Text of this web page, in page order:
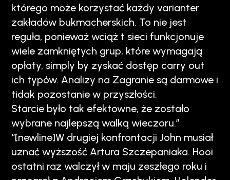
którego może korzystać każdy varianter
zakładów bukmacherskich. To nie jest
reguła, ponieważ wciąż t sieci funkcjonuje
wiele zamkniętych grup, które wymagają
opłaty, simply by zyskać dostęp carry out
ich typów. Analizy na Zagranie są darmowe i
tidak pozostanie w przyszłości.
Starcie było tak efektowne, że zostało
wybrane najlepszą walką wieczoru.”
“[newline]W drugiej konfrontacji John musiał
uznać wyższość Artura Szczepaniaka. Hooi
ostatni raz walczył w maju zeszłego roku i